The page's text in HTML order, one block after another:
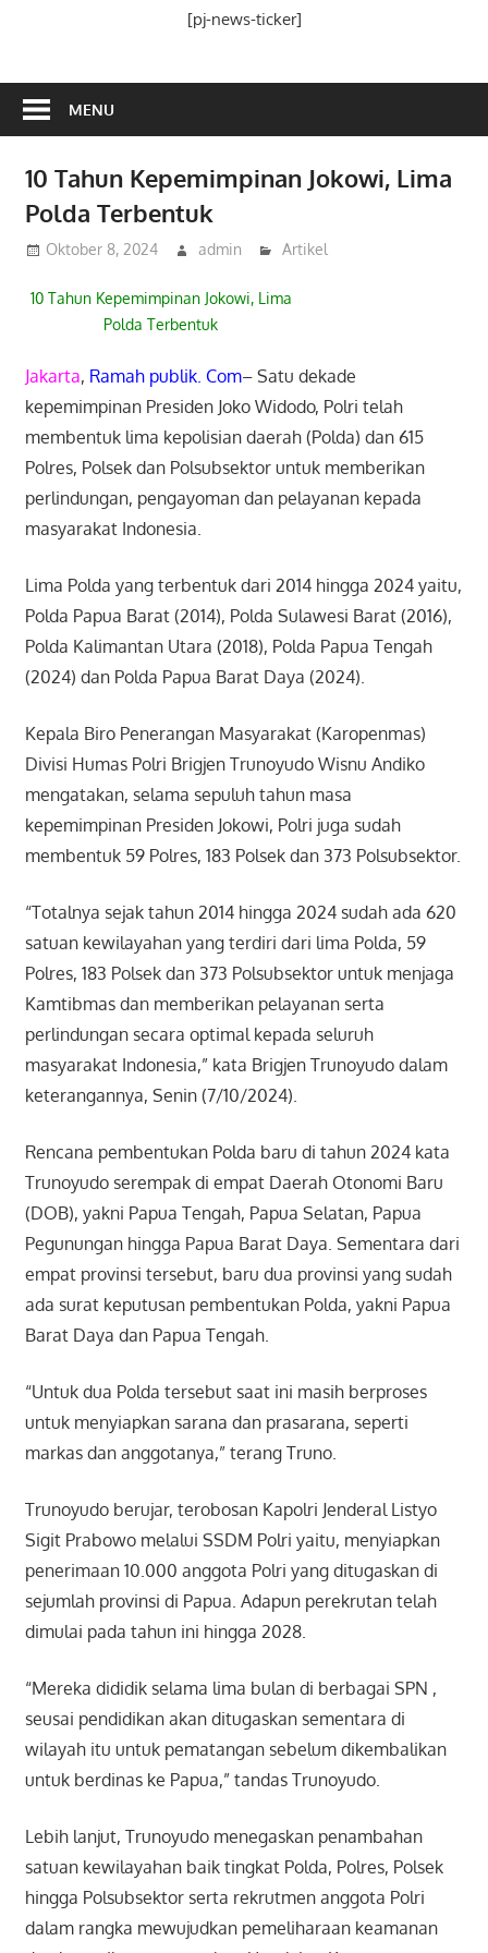
[pj-news-ticker]
MENU
10 Tahun Kepemimpinan Jokowi, Lima
Polda Terbentuk
Oktober 8, 2024 admin Artikel
10 Tahun Kepemimpinan Jokowi, Lima
Polda Terbentuk
Jakarta, Ramah publik. Com– Satu dekade
kepemimpinan Presiden Joko Widodo, Polri telah
membentuk lima kepolisian daerah (Polda) dan 615
Polres, Polsek dan Polsubsektor untuk memberikan
perlindungan, pengayoman dan pelayanan kepada
masyarakat Indonesia.
Lima Polda yang terbentuk dari 2014 hingga 2024 yaitu,
Polda Papua Barat (2014), Polda Sulawesi Barat (2016),
Polda Kalimantan Utara (2018), Polda Papua Tengah
(2024) dan Polda Papua Barat Daya (2024).
Kepala Biro Penerangan Masyarakat (Karopenmas)
Divisi Humas Polri Brigjen Trunoyudo Wisnu Andiko
mengatakan, selama sepuluh tahun masa
kepemimpinan Presiden Jokowi, Polri juga sudah
membentuk 59 Polres, 183 Polsek dan 373 Polsubsektor.
“Totalnya sejak tahun 2014 hingga 2024 sudah ada 620
satuan kewilayahan yang terdiri dari lima Polda, 59
Polres, 183 Polsek dan 373 Polsubsektor untuk menjaga
Kamtibmas dan memberikan pelayanan serta
perlindungan secara optimal kepada seluruh
masyarakat Indonesia,” kata Brigjen Trunoyudo dalam
keterangannya, Senin (7/10/2024).
Rencana pembentukan Polda baru di tahun 2024 kata
Trunoyudo serempak di empat Daerah Otonomi Baru
(DOB), yakni Papua Tengah, Papua Selatan, Papua
Pegunungan hingga Papua Barat Daya. Sementara dari
empat provinsi tersebut, baru dua provinsi yang sudah
ada surat keputusan pembentukan Polda, yakni Papua
Barat Daya dan Papua Tengah.
“Untuk dua Polda tersebut saat ini masih berproses
untuk menyiapkan sarana dan prasarana, seperti
markas dan anggotanya,” terang Truno.
Trunoyudo berujar, terobosan Kapolri Jenderal Listyo
Sigit Prabowo melalui SSDM Polri yaitu, menyiapkan
penerimaan 10.000 anggota Polri yang ditugaskan di
sejumlah provinsi di Papua. Adapun perekrutan telah
dimulai pada tahun ini hingga 2028.
“Mereka dididik selama lima bulan di berbagai SPN ,
seusai pendidikan akan ditugaskan sementara di
wilayah itu untuk pematangan sebelum dikembalikan
untuk berdinas ke Papua,” tandas Trunoyudo.
Lebih lanjut, Trunoyudo menegaskan penambahan
satuan kewilayahan baik tingkat Polda, Polres, Polsek
hingga Polsubsektor serta rekrutmen anggota Polri
dalam rangka mewujudkan pemeliharaan keamanan